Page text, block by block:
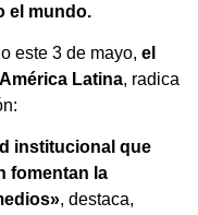
el mundo.
este 3 de mayo, el
Latina, radica
institucional que
fomentan la
, destaca,